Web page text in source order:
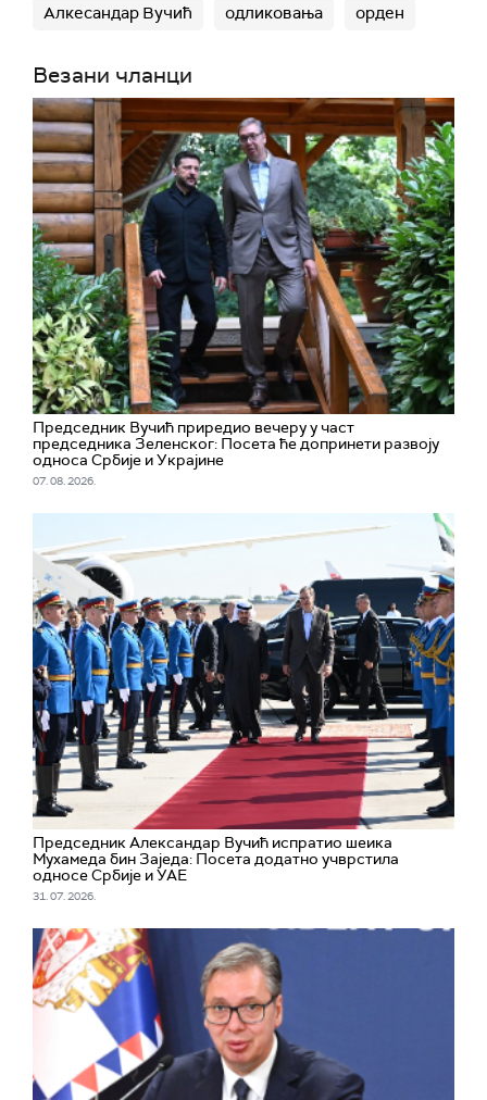
Алкесандар Вучић одликовања орден
Везани чланци
Председник Вучић приредио вечеру у част
председника Зеленског: Посета ће допринети развоју
односа Србије и Украјине
07. 08. 2026.
Председник Александар Вучић испратио шеика
Мухамеда бин Заједа: Посета додатно учврстила
односе Србије и УАЕ
31. 07. 2026.